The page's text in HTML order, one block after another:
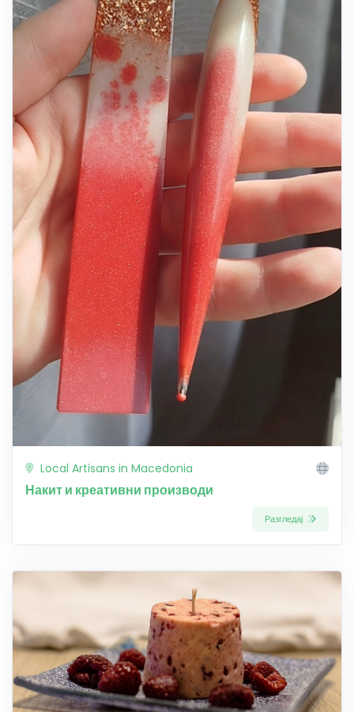
Local Artisans in Macedonia
Накит и креативни производи
Разгледај